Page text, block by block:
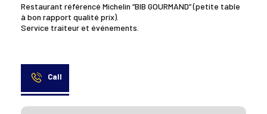
Restaurant référencé Michelin “BIB GOURMAND” (petite table
à bon rapport qualité prix).
Service traiteur et événements.
Call